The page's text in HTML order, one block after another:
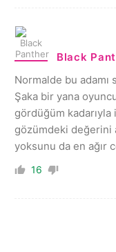
Black
Normalde bu
Şaka bir yana
gördüğüm
gözümdeki değerini
yoksunu da en ağır
16